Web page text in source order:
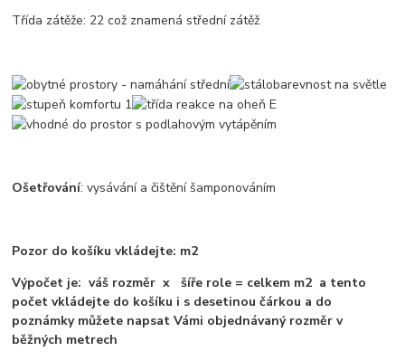
Třída zátěže: 22 což znamená střední zátěž
Ošetřování: vysávání a čištění šamponováním
Pozor do košíku vkládejte: m2
Výpočet je: váš rozměr x šíře role = celkem m2 a tento
počet vkládejte do košíku i s desetinou čárkou a do
poznámky můžete napsat Vámi objednávaný rozměr v
běžných metrech